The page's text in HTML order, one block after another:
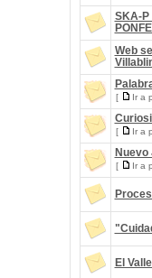
SKA-P
Web
[ Ir a
[ Ir a
Nuevo
[ Ir a
El